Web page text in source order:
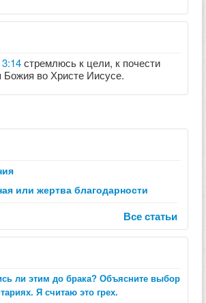
стремлюсь к цели, к почести
Божия во Христе Иисусе.
или жертва благодарности
Все статьи
ли этим до брака? Объясните выбор
Я считаю это грех.